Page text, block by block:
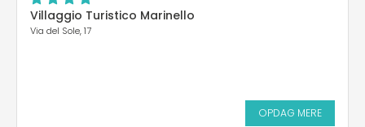
Villaggio Turistico Marinello
Via del Sole, 17
OPDAG MERE